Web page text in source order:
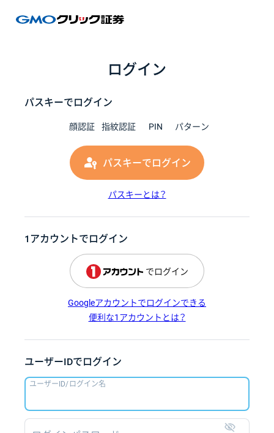
ログイン
パスキーでログイン
顔認証 指紋認証 PIN パターン
パスキーでログイン
パスキーとは？
1アカウントでログイン
でログイン
Googleアカウントでログインできる
便利な1アカウントとは？
ユーザーIDでログイン
ユーザーID/ログイン名